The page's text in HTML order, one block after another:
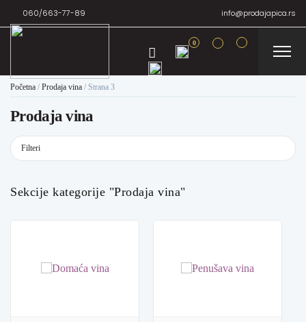
060/663-77-89 info@prodajapica.rs
0
Početna / Prodaja vina / Strana 3
Prodaja vina
Filteri
Sekcije kategorije "Prodaja vina"